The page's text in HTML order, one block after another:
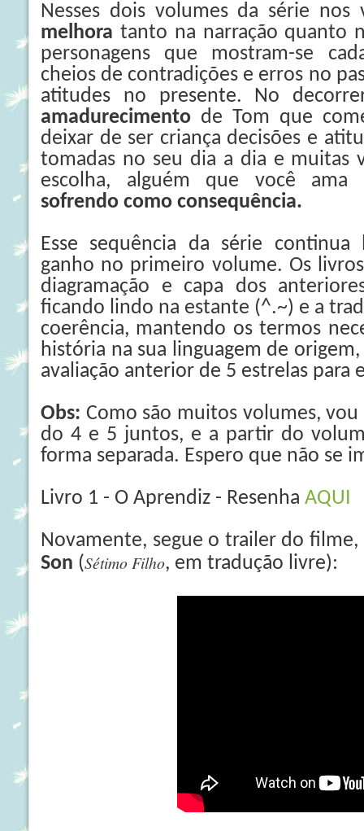
Nesses dois volumes da série
melhora tanto na narração quanto
personagens que mostram-se
cheios de contradições e erros no
atitudes no presente. No
amadurecimento de Tom que
deixar de ser criança decisões e
tomadas no seu dia a dia e muitas
escolha, alguém que você ama
sofrendo como consequência.
Esse sequência da série
ganho no primeiro volume. Os
diagramação e capa dos
ficando lindo na estante (^.~) e a
coerência, mantendo os termos
história na sua linguagem de
avaliação anterior de 5 estrelas para
Obs: Como são muitos volumes,
do 4 e 5 juntos, e a partir do
forma separada. Espero que não se
Livro 1 - O Aprendiz - Resenha AQUI
Novamente, segue o trailer do
Son (Sétimo Filho, em tradução livre):